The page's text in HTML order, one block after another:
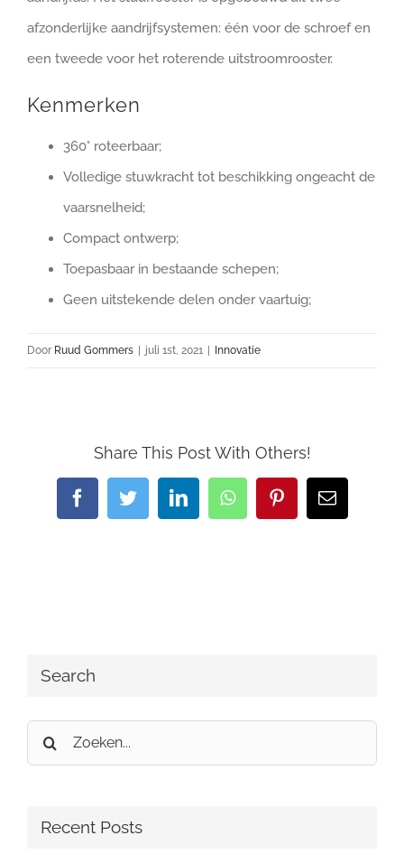
afzonderlijke aandrijfsystemen: één voor de schroef en
een tweede voor het roterende uitstroomrooster.
Kenmerken
360° roteerbaar;
Volledige stuwkracht tot beschikking ongeacht de
vaarsnelheid;
Compact ontwerp;
Toepasbaar in bestaande schepen;
Geen uitstekende delen onder vaartuig;
Door Ruud Gommers | juli 1st, 2021 | Innovatie
Share This Post With Others!
FacebookTwitterLinkedInWhatsAppPinterestE-
mail
Search
Zoeken
naar:
Recent Posts